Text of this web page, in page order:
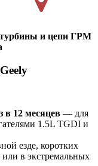
и цепи ГРМ
в 12 месяцев — для
1.5L TGDI и
езде, коротких
или в экстремальных